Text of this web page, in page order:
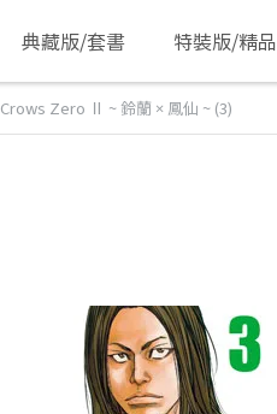
典藏版/套書 特裝版/精品
Crows Zero Ⅱ ~ 鈴蘭 × 鳳仙 ~ (3)